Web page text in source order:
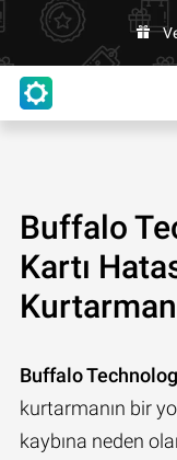
Buffalo
Kartı
Buffalo
kurtarmanın bir
kaybına neden